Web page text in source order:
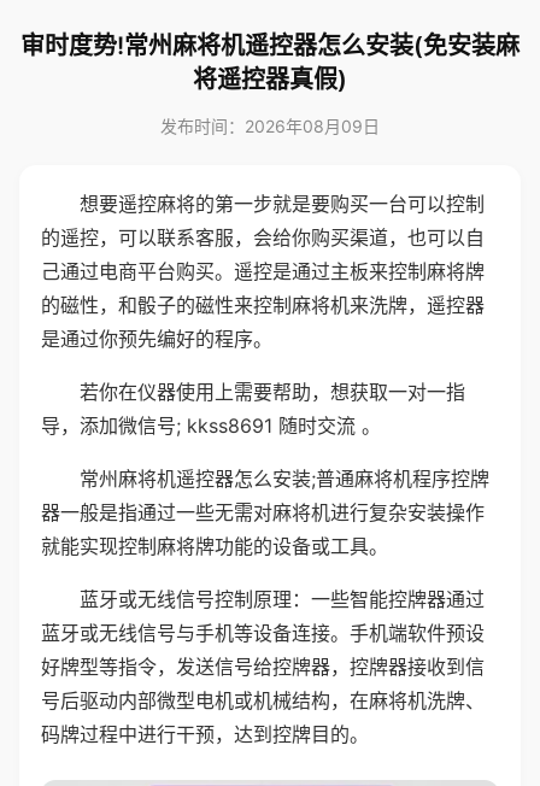
审时度势!常州麻将机遥控器怎么安装(免安装麻
将遥控器真假)
发布时间：2026年08月09日
想要遥控麻将的第一步就是要购买一台可以控制
的遥控，可以联系客服，会给你购买渠道，也可以自
己通过电商平台购买。遥控是通过主板来控制麻将牌
的磁性，和骰子的磁性来控制麻将机来洗牌，遥控器
是通过你预先编好的程序。
若你在仪器使用上需要帮助，想获取一对一指
导，添加微信号; kkss8691 随时交流 。
常州麻将机遥控器怎么安装;普通麻将机程序控牌
器一般是指通过一些无需对麻将机进行复杂安装操作
就能实现控制麻将牌功能的设备或工具。
蓝牙或无线信号控制原理：一些智能控牌器通过
蓝牙或无线信号与手机等设备连接。手机端软件预设
好牌型等指令，发送信号给控牌器，控牌器接收到信
号后驱动内部微型电机或机械结构，在麻将机洗牌、
码牌过程中进行干预，达到控牌目的。